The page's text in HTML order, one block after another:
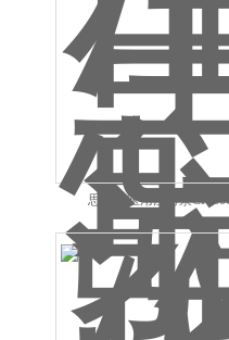
思路高医用注射泵CP-